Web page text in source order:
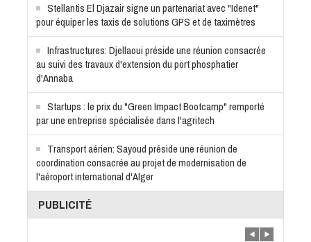
Stellantis El Djazair signe un partenariat avec "Idenet"
pour équiper les taxis de solutions GPS et de taximètres
Infrastructures: Djellaoui préside une réunion consacrée
au suivi des travaux d'extension du port phosphatier
d'Annaba
Startups : le prix du "Green Impact Bootcamp" remporté
par une entreprise spécialisée dans l'agritech
Transport aérien: Sayoud préside une réunion de
coordination consacrée au projet de modernisation de
l'aéroport international d'Alger
PUBLICITÉ